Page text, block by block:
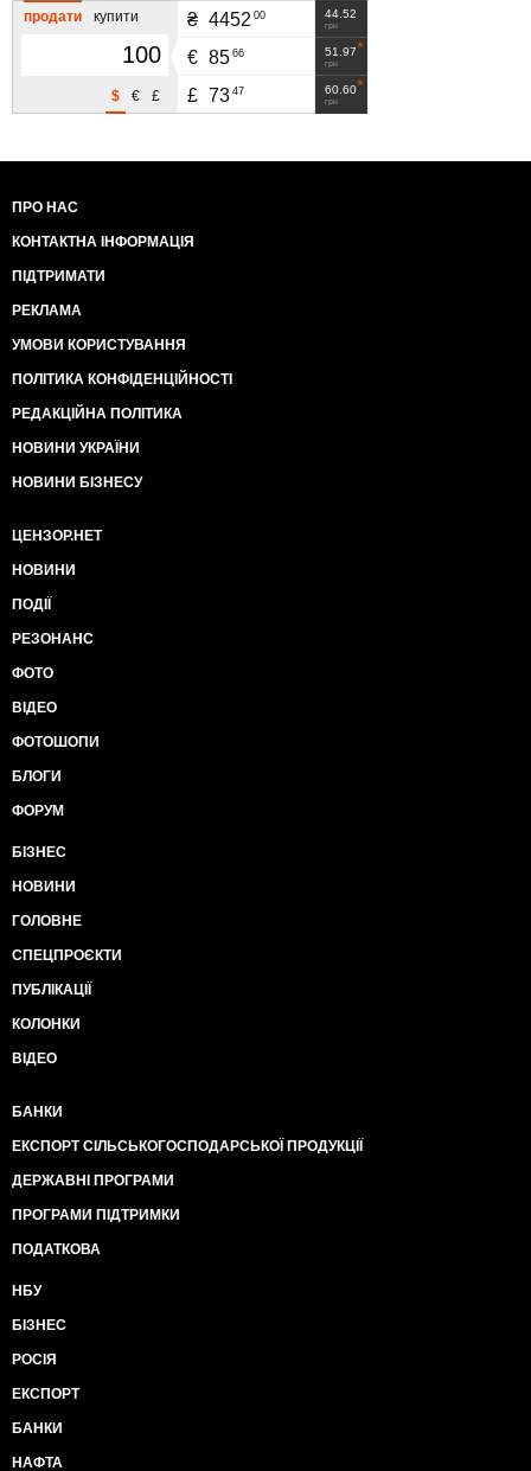
продати купити
£
€
$
44.52
грн
₴ 4452 00
51.97
грн
€ 85 66
60.60
грн
£ 73 47
ПРО НАС
КОНТАКТНА ІНФОРМАЦІЯ
ПІДТРИМАТИ
РЕКЛАМА
УМОВИ КОРИСТУВАННЯ
ПОЛІТИКА КОНФІДЕНЦІЙНОСТІ
РЕДАКЦІЙНА ПОЛІТИКА
НОВИНИ УКРАЇНИ
НОВИНИ БІЗНЕСУ
ЦЕНЗОР.НЕТ
НОВИНИ
ПОДІЇ
РЕЗОНАНС
ФОТО
ВІДЕО
ФОТОШОПИ
БЛОГИ
ФОРУМ
БІЗНЕС
НОВИНИ
ГОЛОВНЕ
СПЕЦПРОЄКТИ
ПУБЛІКАЦІЇ
КОЛОНКИ
ВІДЕО
БАНКИ
ЕКСПОРТ СІЛЬСЬКОГОСПОДАРСЬКОЇ ПРОДУКЦІЇ
ДЕРЖАВНІ ПРОГРАМИ
ПРОГРАМИ ПІДТРИМКИ
ПОДАТКОВА
НБУ
БІЗНЕС
РОСІЯ
ЕКСПОРТ
БАНКИ
НАФТА